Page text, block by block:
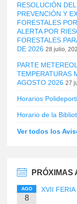
RESOLUCIÓN
PREVENCIÓN Y
FORESTALES
ALERTA POR
FORESTALES
DE 2026 28 julio,
PARTE
TEMPERATURAS
AGOSTO 2026 27
Horarios
Horario de la
Ver todos los
PRÓXIMAS
AGO
8
XVII